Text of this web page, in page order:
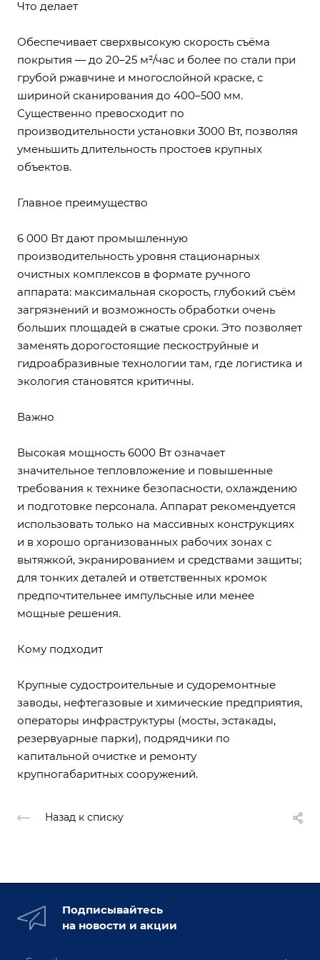
Что делает
Обеспечивает сверхвысокую скорость съёма
покрытия — до 20–25 м²/час и более по стали при
грубой ржавчине и многослойной краске, с
шириной сканирования до 400–500 мм.
Существенно превосходит по
производительности установки 3000 Вт, позволяя
уменьшить длительность простоев крупных
объектов.
Главное преимущество
6 000 Вт дают промышленную
производительность уровня стационарных
очистных комплексов в формате ручного
аппарата: максимальная скорость, глубокий съём
загрязнений и возможность обработки очень
больших площадей в сжатые сроки. Это позволяет
заменять дорогостоящие пескоструйные и
гидроабразивные технологии там, где логистика и
экология становятся критичны.
Важно
Высокая мощность 6000 Вт означает
значительное тепловложение и повышенные
требования к технике безопасности, охлаждению
и подготовке персонала. Аппарат рекомендуется
использовать только на массивных конструкциях
и в хорошо организованных рабочих зонах с
вытяжкой, экранированием и средствами защиты;
для тонких деталей и ответственных кромок
предпочтительнее импульсные или менее
мощные решения.
Кому подходит
Крупные судостроительные и судоремонтные
заводы, нефтегазовые и химические предприятия,
операторы инфраструктуры (мосты, эстакады,
резервуарные парки), подрядчики по
капитальной очистке и ремонту
крупногабаритных сооружений.
Назад к списку
Подписывайтесь
на новости и акции